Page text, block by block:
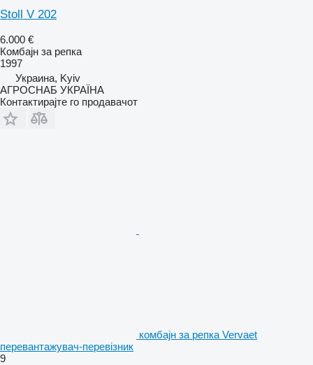
Stoll V 202
6.000 €
Комбајн за репка
1997
Украина, Kyiv
АГРОСНАБ УКРАЇНА
Контактирајте го продавачот
комбајн за репка Vervaet
перевантажувач-перевізник
9